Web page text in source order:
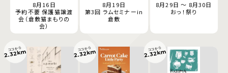
8月16日
予約不要 保護猫譲渡
会（倉敷猫まもりの
会）
8月19日
第3回 ラムセミナーin
倉敷
8月29日 ～ 8月30日
おっ！祭り
ココから
2.32km ココから
2.32km ココから
2.32km